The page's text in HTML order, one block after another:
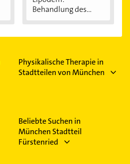
Behandlung des
Physikalische Therapie in
Stadtteilen von München
Beliebte Suchen in
München Stadtteil
Fürstenried